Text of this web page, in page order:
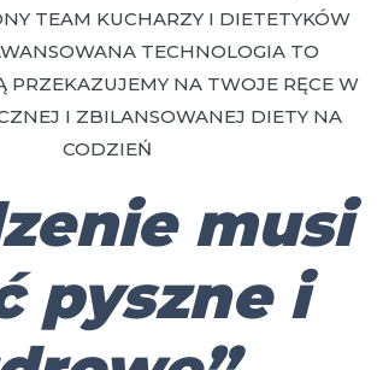
TEAM KUCHARZY I DIETETYKÓW
TECHNOLOGIA TO
PRZEKAZUJEMY NA TWOJE RĘCE W
I ZBILANSOWANEJ DIETY NA
CODZIEŃ
musi
pyszne i